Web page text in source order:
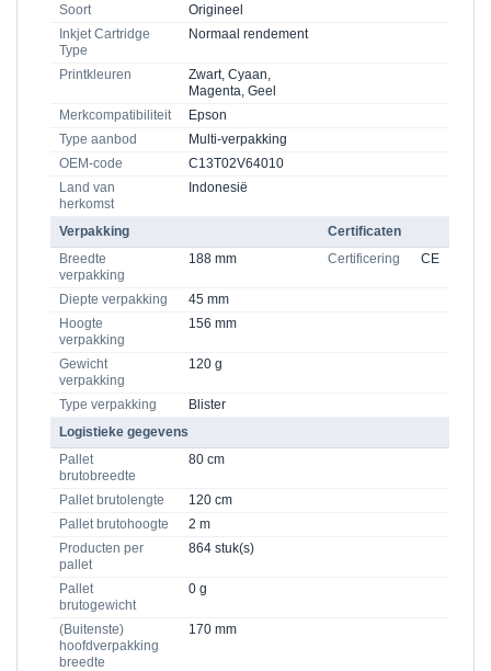
Soort
Origineel
Inkjet Cartridge
Type
Normaal rendement
Printkleuren
Zwart, Cyaan,
Magenta, Geel
Merkcompatibiliteit
Epson
Type aanbod
Multi-verpakking
OEM-code
C13T02V64010
Land van
herkomst
Indonesië
Verpakking
Certificaten
Breedte
verpakking
188 mm Certificering CE
Diepte verpakking
45 mm
Hoogte
verpakking
156 mm
Gewicht
verpakking
120 g
Type verpakking
Blister
Logistieke gegevens
Pallet
brutobreedte
80 cm
Pallet brutolengte
120 cm
Pallet brutohoogte
2 m
Producten per
pallet
864 stuk(s)
Pallet
brutogewicht
0 g
(Buitenste)
hoofdverpakking
breedte
170 mm